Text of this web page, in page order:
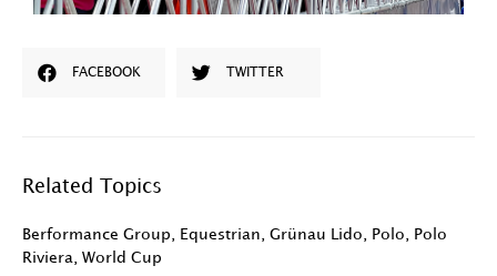
FACEBOOK TWITTER
Related Topics
Berformance Group Equestrian Grünau Lido Polo
Polo
Riviera
World Cup